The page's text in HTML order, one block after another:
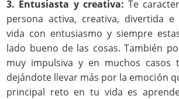
3. Entusiasta y creativa: Te
persona activa, creativa, divertida e
vida con entusiasmo y siempre
lado bueno de las cosas. También
muy impulsiva y en muchos casos
dejándote llevar más por la emoción
principal reto en tu vida es